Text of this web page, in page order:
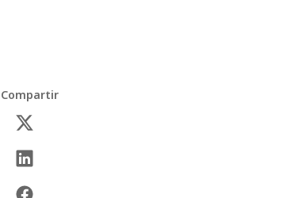
Compartir